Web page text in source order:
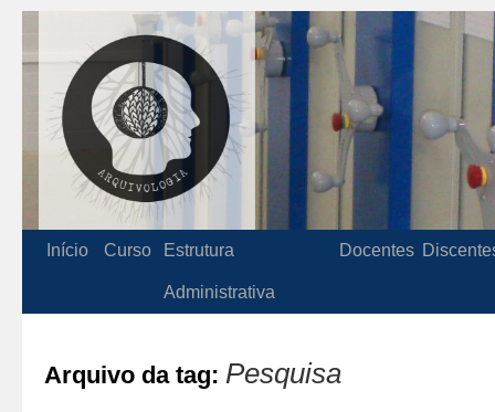
Início Curso Estrutura
Administrativa
Docentes
Arquivo da tag: Pesquisa